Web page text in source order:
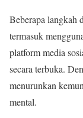
Beberapa langkah
termasuk
platform media
secara terbuka.
menurunkan
mental.